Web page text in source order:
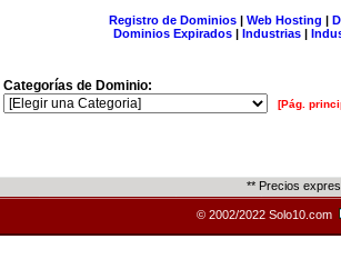
Registro de Dominios| Web Hosting |
Dominios Expirados | Industrias |
Categorías de Dominio:
[Pág.
** Precios
© 2002/2022 Solo10.com